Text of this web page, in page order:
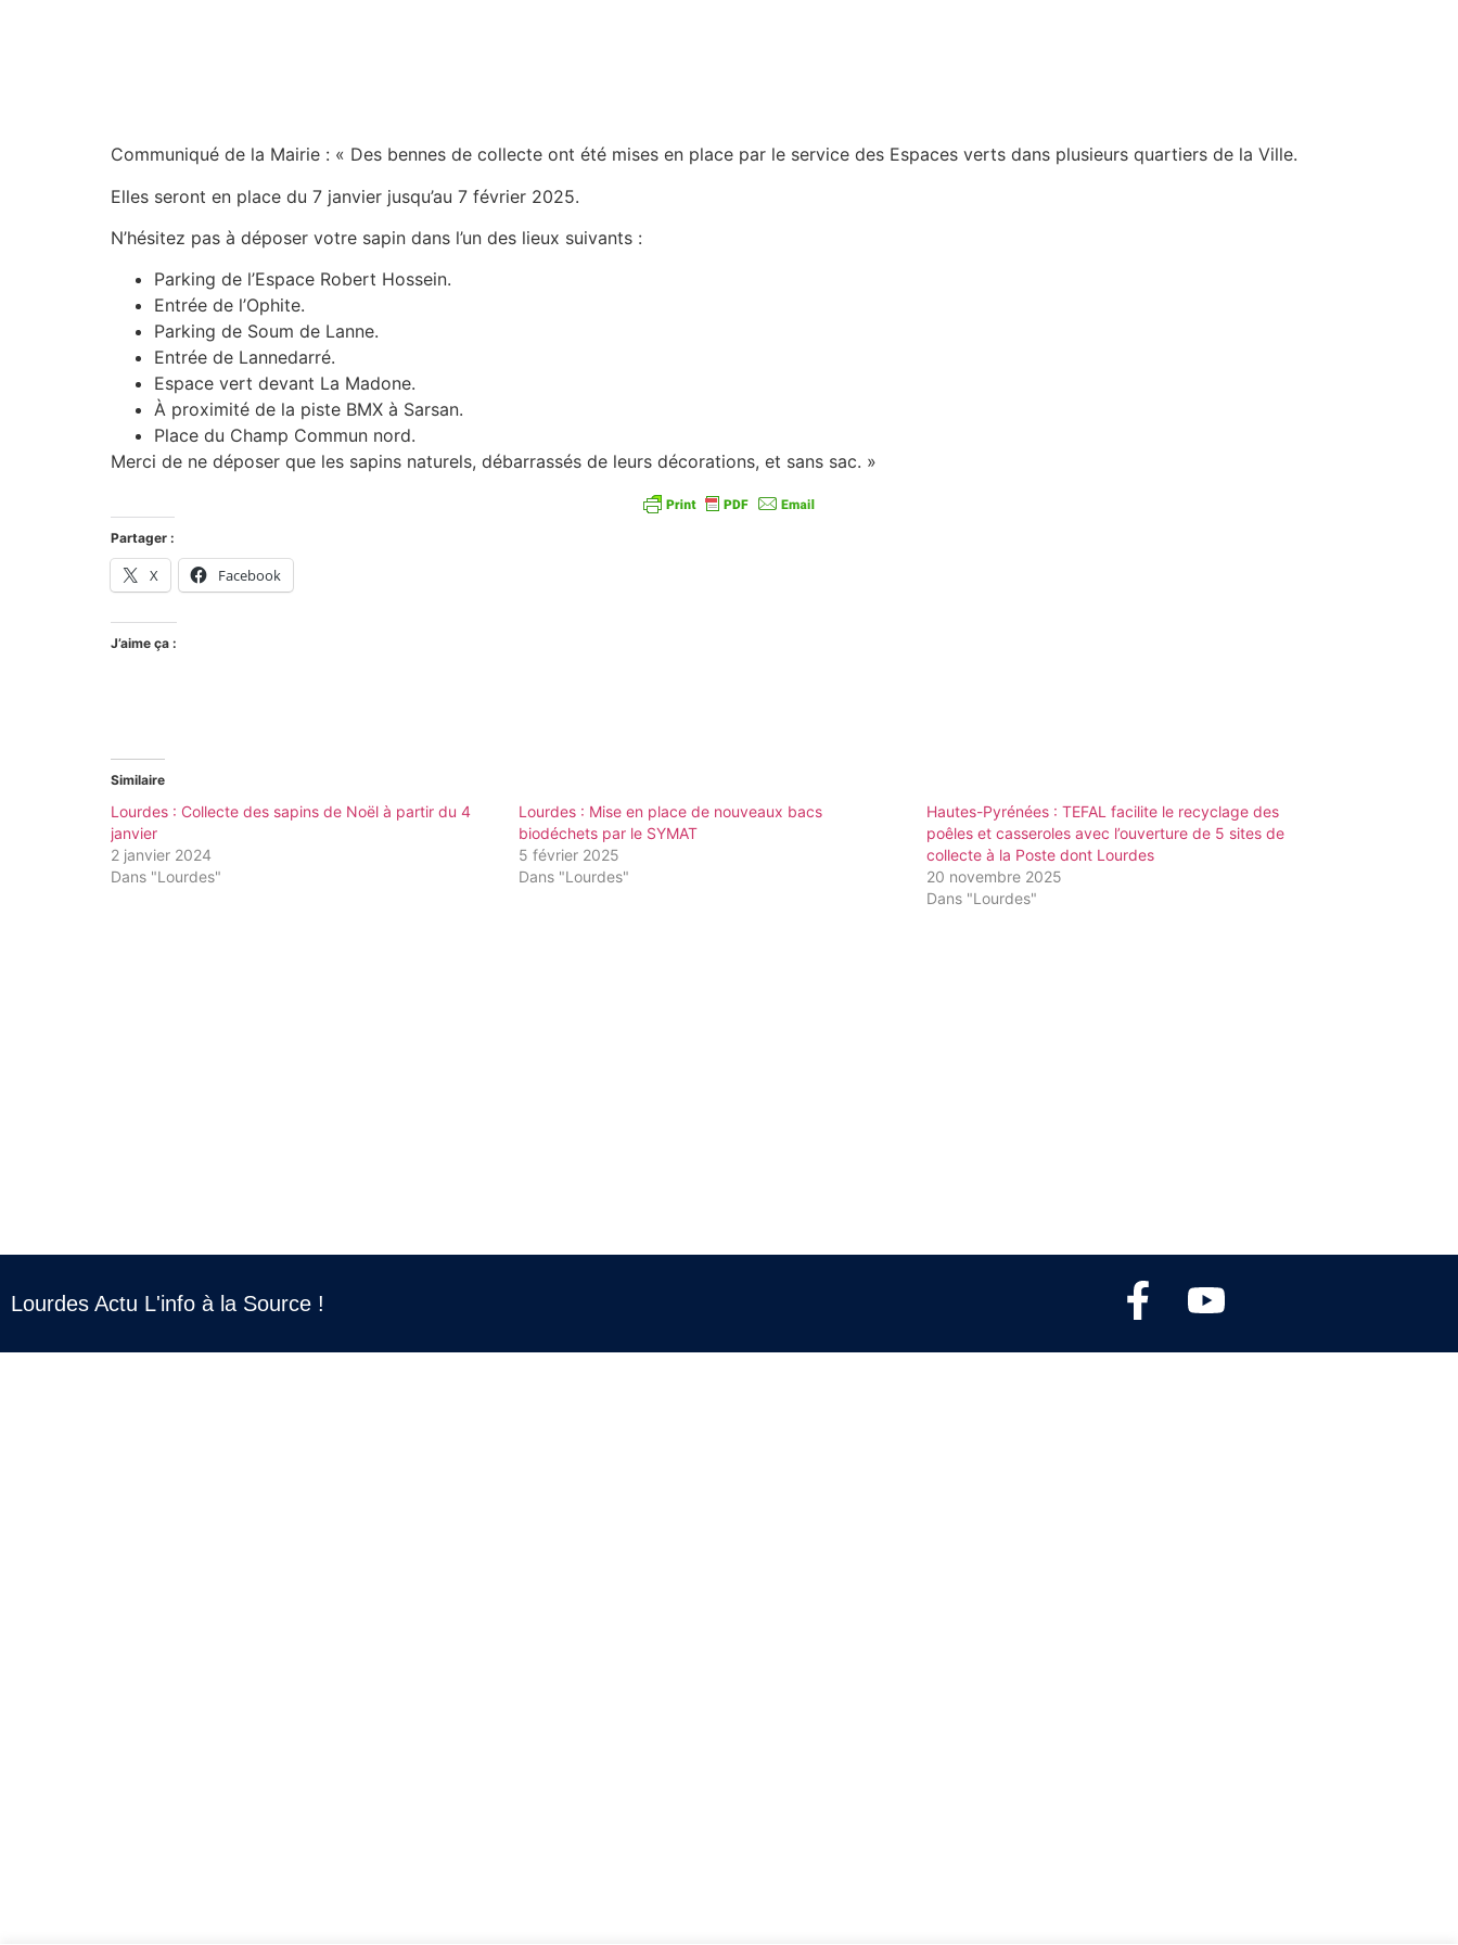
Communiqué de la Mairie : « Des bennes de collecte ont été mises en place par le service des Espaces verts dans plusieurs quartiers de la Ville.
Elles seront en place du 7 janvier jusqu’au 7 février 2025.
N’hésitez pas à déposer votre sapin dans l’un des lieux suivants :
Parking de l’Espace Robert Hossein.
Entrée de l’Ophite.
Parking de Soum de Lanne.
Entrée de Lannedarré.
Espace vert devant La Madone.
À proximité de la piste BMX à Sarsan.
Place du Champ Commun nord.
Merci de ne déposer que les sapins naturels, débarrassés de leurs décorations, et sans sac. »
Partager :
X Facebook
J’aime ça :
Similaire
Lourdes : Collecte des sapins de Noël à partir du 4
janvier
2 janvier 2024
Dans "Lourdes"
Lourdes : Mise en place de nouveaux bacs
biodéchets par le SYMAT
5 février 2025
Dans "Lourdes"
Hautes-Pyrénées : TEFAL facilite le recyclage des
poêles et casseroles avec l’ouverture de 5 sites de
collecte à la Poste dont Lourdes
20 novembre 2025
Dans "Lourdes"
Lourdes Actu L'info à la Source !